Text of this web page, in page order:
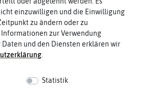
einzuwilligen und die Einwilligung
zu ändern oder zu
zur Verwendung
und den Diensten erklären wir
.
Statistik